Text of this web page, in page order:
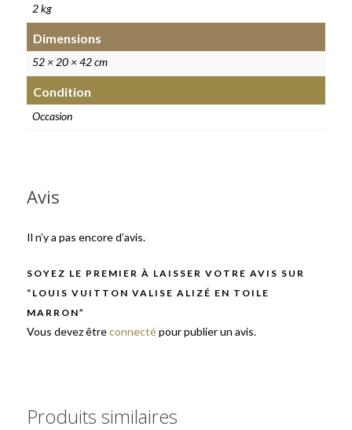
2 kg
Dimensions
52 × 20 × 42 cm
Condition
Occasion
Avis
Il n’y a pas encore d’avis.
SOYEZ LE PREMIER À LAISSER VOTRE AVIS SUR
“LOUIS VUITTON VALISE ALIZÉ EN TOILE
MARRON”
Vous devez êtreconnectépour publier un avis.
Produits similaires